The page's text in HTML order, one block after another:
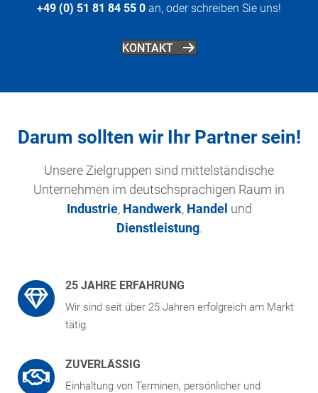
+49 (0) 51 81 84 55 0 an, oder schreiben Sie uns!
KONTAKT
Darum sollten wir Ihr Partner sein!
Unsere Zielgruppen sind mittelständische
Unternehmen im deutschsprachigen Raum in
Industrie, Handwerk, Handel und
Dienstleistung.
25 JAHRE ERFAHRUNG
Wir sind seit über 25 Jahren erfolgreich am Markt
tätig.
ZUVERLÄSSIG
Einhaltung von Terminen, persönlicher und